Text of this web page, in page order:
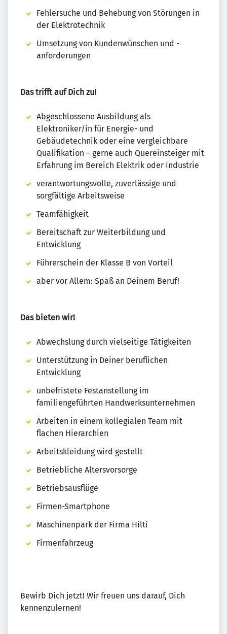
Fehlersuche und Behebung von Störungen in
der Elektrotechnik
Umsetzung von Kundenwünschen und -
anforderungen
Das trifft auf Dich zu!
Abgeschlossene Ausbildung als
Elektroniker/in für Energie- und
Gebäudetechnik oder eine vergleichbare
Qualifikation – gerne auch Quereinsteiger mit
Erfahrung im Bereich Elektrik oder Industrie
verantwortungsvolle, zuverlässige und
sorgfältige Arbeitsweise
Teamfähigkeit
Bereitschaft zur Weiterbildung und
Entwicklung
Führerschein der Klasse B von Vorteil
aber vor Allem: Spaß an Deinem Beruf!
Das bieten wir!
Abwechslung durch vielseitige Tätigkeiten
Unterstützung in Deiner beruflichen
Entwicklung
unbefristete Festanstellung im
familiengeführten Handwerksunternehmen
Arbeiten in einem kollegialen Team mit
flachen Hierarchien
Arbeitskleidung wird gestellt
Betriebliche Altersvorsorge
Betriebsausflüge
Firmen-Smartphone
Maschinenpark der Firma Hilti
Firmenfahrzeug
Bewirb Dich jetzt! Wir freuen uns darauf, Dich
kennenzulernen!